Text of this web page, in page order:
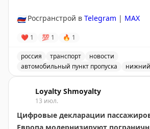
🇷🇺Росгранстрой в Telegram | MAX
❤ 1 💯 1 🔥 1
россия транспорт
новости
автомобильный пункт пропуска
Loyalty Shmoyalty
13 июл.
Цифровые декларации